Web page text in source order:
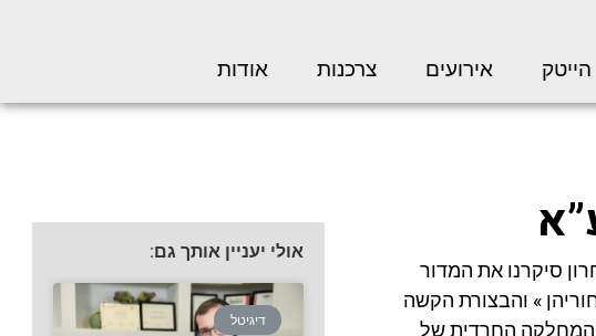
הייטק אירועים צרכנות אודות
סיקרנו את המדור
» והבצורת הקשה
המחלקה החרדית של
אולי יעניין אותך גם:
דיגיטל